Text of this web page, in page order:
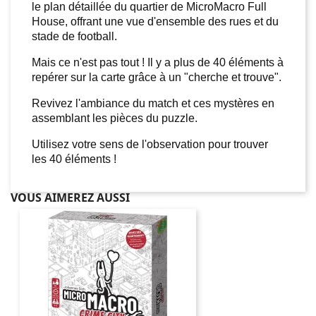
le plan détaillée du quartier de MicroMacro Full
House, offrant une vue d'ensemble des rues et du
stade de football.
Mais ce n'est pas tout ! Il y a plus de 40 éléments à
repérer sur la carte grâce à un "cherche et trouve".
Revivez l'ambiance du match et ces mystères en
assemblant les pièces du puzzle.
Utilisez votre sens de l'observation pour trouver
les 40 éléments !
VOUS AIMEREZ AUSSI